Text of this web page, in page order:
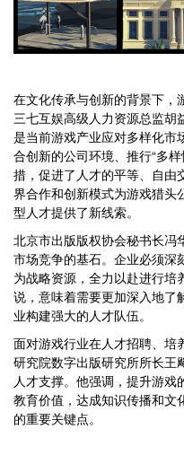
在文化传承与创新的背景下，
三七互娱高级人力资源总监胡
是当前游戏产业应对多样化市
合创新的公司环境、推行“多
措，促进了人才的平等、自由
界合作和创新模式为游戏猎头
型人才提供了新线索。
北京市出版版权协会秘书长冯
市场竞争的基石。企业必须深
为战略资源，全力以赴进行
说，意味着需要更加深入地了
业构建强大的人才队伍。
面对游戏行业在人才招聘、培
研究院数字出版研究所所长王
人才支撑。他强调，提升游
教育价值，达成知识传播和文
的重要关键点。